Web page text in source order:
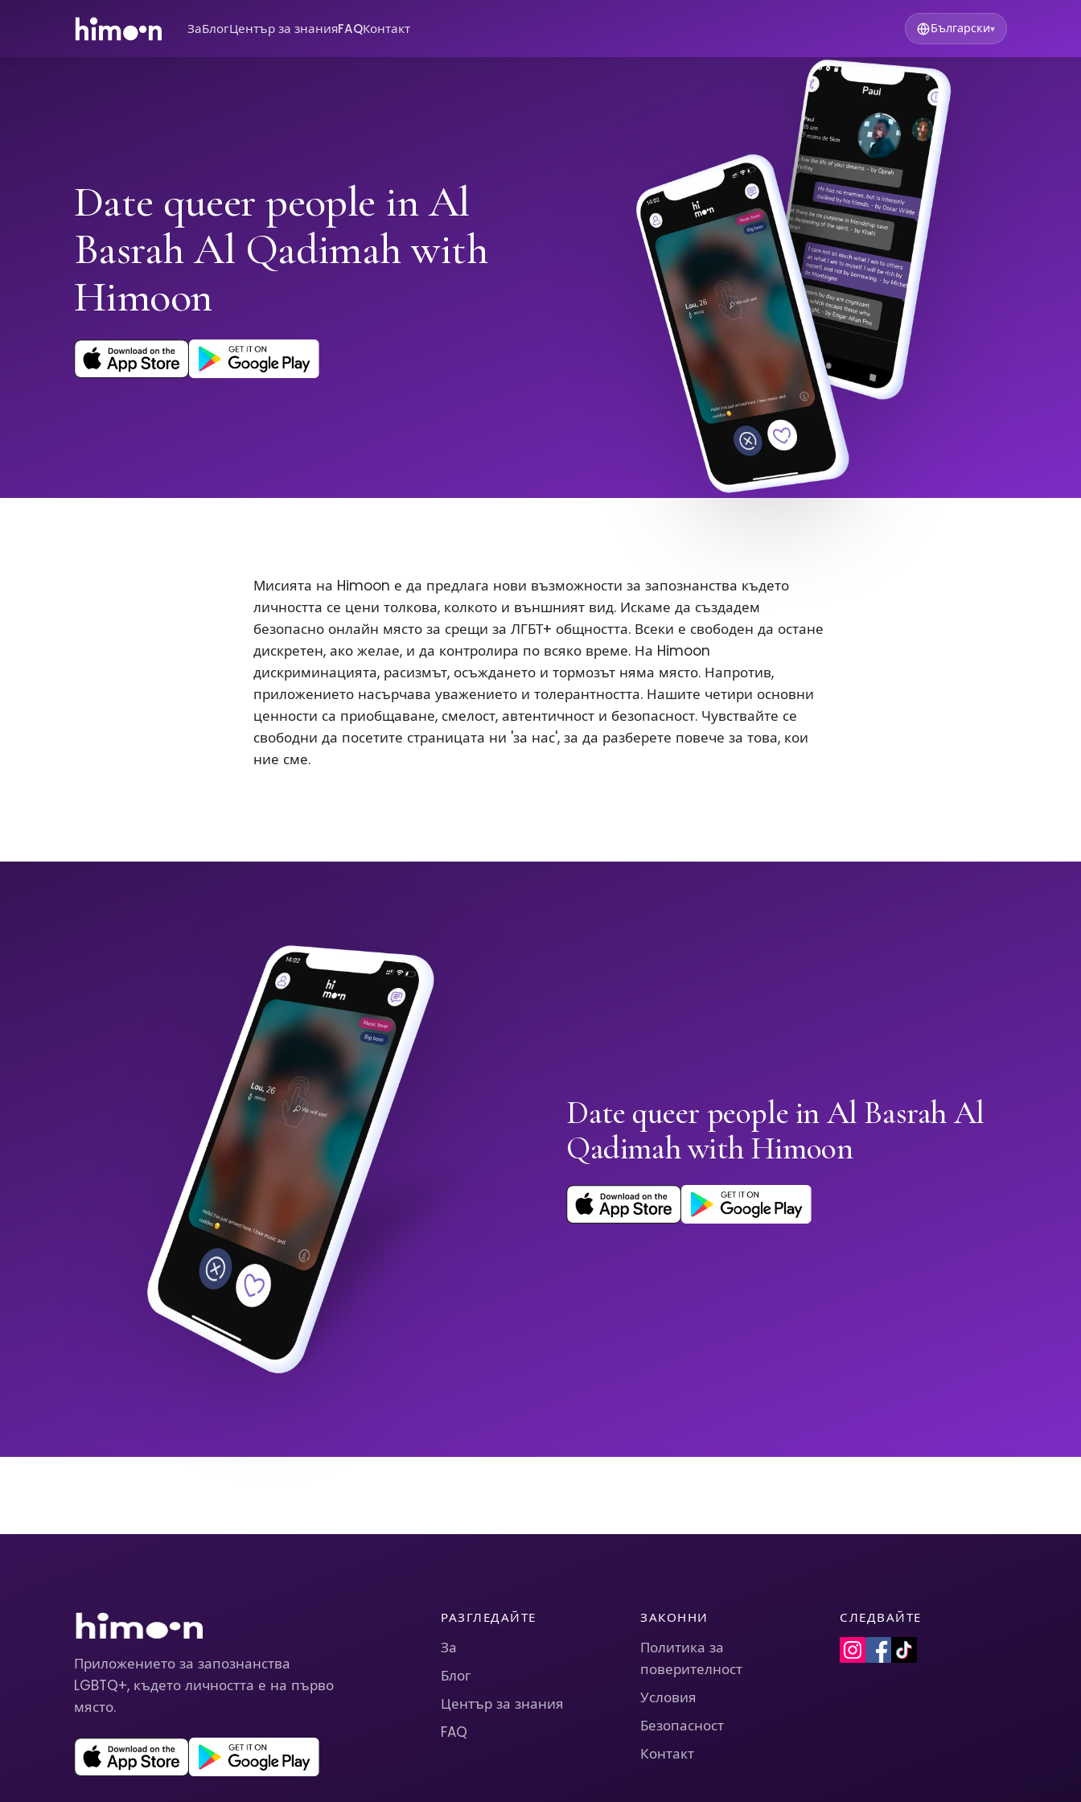
ЗаБлогЦентър за знанияFAQКонтакт Български▾
Date queer people in Al
Basrah Al Qadimah with
Himoon
Мисията на Himoon е да предлага нови възможности за запознанства където
личността се цени толкова, колкото и външният вид. Искаме да създадем
безопасно онлайн място за срещи за ЛГБТ+ общността. Всеки е свободен да остане
дискретен, ако желае, и да контролира по всяко време. На Himoon
дискриминацията, расизмът, осъждането и тормозът няма място. Напротив,
приложението насърчава уважението и толерантността. Нашите четири основни
ценности са приобщаване, смелост, автентичност и безопасност. Чувствайте се
свободни да посетите страницата ни 'за нас', за да разберете повече за това, кои
ние сме.
Date queer people in Al Basrah Al
Qadimah with Himoon
Приложението за запознанства
LGBTQ+, където личността е на първо
място.
РАЗГЛЕДАЙТЕ
За
Блог
Център за знания
FAQ
ЗАКОННИ
Политика за
поверителност
Условия
Безопасност
Контакт
СЛЕДВАЙТЕ